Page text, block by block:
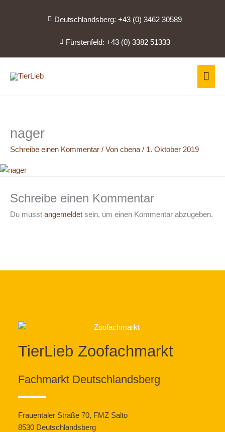
Deutschlandsberg: +43 (0) 3462 30589
Fürstenfeld: +43 (0) 3382 51333
nager
Schreibe einen Kommentar / Von cbena / 1. Oktober 2019
Schreibe einen Kommentar
Du musst angemeldet sein, um einen Kommentar abzugeben.
TierLieb Zoofachmarkt
Fachmarkt Deutschlandsberg
Frauentaler Straße 70, FMZ Salto
8530 Deutschlandsberg